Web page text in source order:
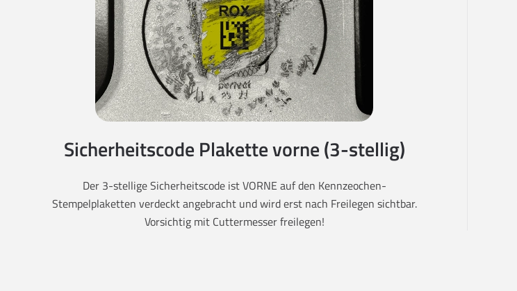
Sicherheitscode Plakette vorne (3-stellig)
Der 3-stellige Sicherheitscode ist VORNE auf den Kennzeochen-
Stempelplaketten verdeckt angebracht und wird erst nach Freilegen sichtbar.
Vorsichtig mit Cuttermesser freilegen!